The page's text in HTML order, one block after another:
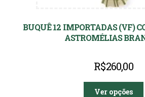
BUQUÊ 12 IMPORTADAS (VF)
ASTROMÉLIAS
R$260,00
Ver opções